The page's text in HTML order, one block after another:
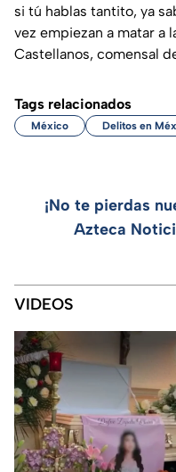
si tú hablas tantito, ya
vez empiezan a matar a
Castellanos, comensal
Tags relacionados
México Delitos en
¡No te pierdas
Azteca
VIDEOS